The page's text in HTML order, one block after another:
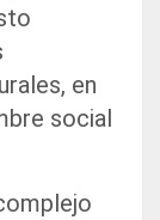
en
social